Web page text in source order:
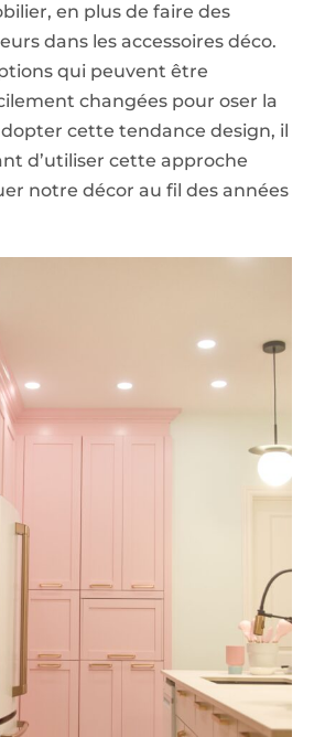
en plus de faire des
dans les accessoires déco.
qui peuvent être
changées pour oser la
cette tendance design, il
d’utiliser cette approche
notre décor au fil des années